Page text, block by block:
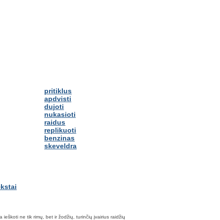
pritiklus
apdvisti
dujoti
nukasioti
raidus
replikuoti
benzinas
skeveldra
ne tik rimų, bet ir žodžių, turinčių įvairius raidžių